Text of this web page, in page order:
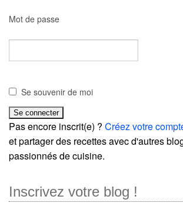
Mot de passe
Se souvenir de moi
Pas encore inscrit(e) ? Créez votre
et partager des recettes avec d'autres
passionnés de cuisine.
Inscrivez votre blog !